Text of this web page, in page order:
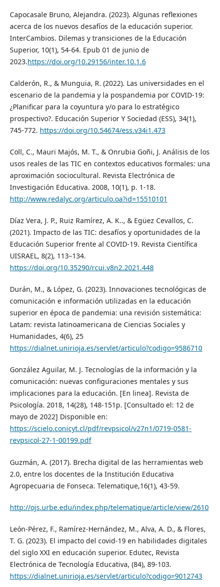
Capocasale Bruno, Alejandra. (2023). Algunas reflexiones
acerca de los nuevos desafíos de la educación superior.
InterCambios. Dilemas y transiciones de la Educación
Superior, 10(1), 54-64. Epub 01 de junio de
2023.https://doi.org/10.29156/inter.10.1.6
Calderón, R., & Munguia, R. (2022). Las universidades en el
escenario de la pandemia y la pospandemia por COVID-19:
¿Planificar para la coyuntura y/o para lo estratégico
prospectivo?. Educación Superior Y Sociedad (ESS), 34(1),
745-772. https://doi.org/10.54674/ess.v34i1.473
Coll, C., Mauri Majós, M. T., & Onrubia Goñi, J. Análisis de los
usos reales de las TIC en contextos educativos formales: una
aproximación sociocultural. Revista Electrónica de
Investigación Educativa. 2008, 10(1), p. 1-18.
http://www.redalyc.org/articulo.oa?id=15510101
Díaz Vera, J. P., Ruiz Ramírez, A. K.., & Egüez Cevallos, C.
(2021). Impacto de las TIC: desafíos y oportunidades de la
Educación Superior frente al COVID-19. Revista Científica
UISRAEL, 8(2), 113–134.
https://doi.org/10.35290/rcui.v8n2.2021.448
Durán, M., & López, G. (2023). Innovaciones tecnológicas de
comunicación e información utilizadas en la educación
superior en época de pandemia: una revisión sistemática:
Latam: revista latinoamericana de Ciencias Sociales y
Humanidades, 4(6), 25
https://dialnet.unirioja.es/servlet/articulo?codigo=9586710
González Aguilar, M. J. Tecnologías de la información y la
comunicación: nuevas configuraciones mentales y sus
implicaciones para la educación. [En linea]. Revista de
Psicología. 2018, 14(28), 148-151p. [Consultado el: 12 de
mayo de 2022] Disponible en:
https://scielo.conicyt.cl/pdf/revpsicol/v27n1/0719-0581-
revpsicol-27-1-00199.pdf
Guzmán, A. (2017). Brecha digital de las herramientas web
2.0, entre los docentes de la Institución Educativa
Agropecuaria de Fonseca. Telematique,16(1), 43-59.
http://ojs.urbe.edu/index.php/telematique/article/view/2610
León-Pérez, F., Ramírez-Hernández, M., Alva, A. D., & Flores,
T. G. (2023). El impacto del covid-19 en habilidades digitales
del siglo XXI en educación superior. Edutec, Revista
Electrónica de Tecnología Educativa, (84), 89-103.
https://dialnet.unirioja.es/servlet/articulo?codigo=9012743